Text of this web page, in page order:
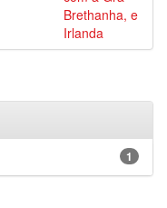
Brethanha, e
Irlanda
1